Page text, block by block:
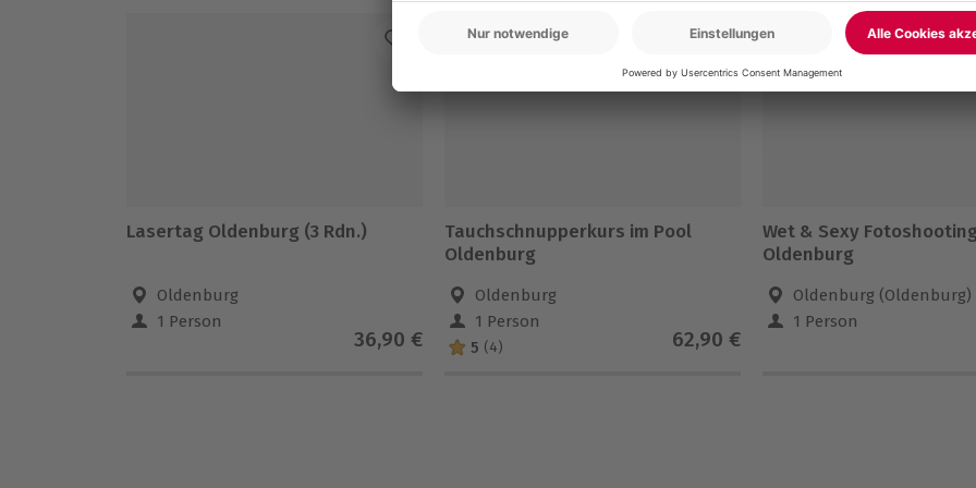
Lasertag Oldenburg (3 Rdn.)
Oldenburg
1 Person
36,90 €
Tauchschnupperkurs im Pool
Oldenburg
Oldenburg
1 Person
5 (4) 62,90 €
-15% CLUB DEAL
Wet & Sexy Fotoshooting
Oldenburg
Oldenburg (Oldenburg)
1 Person